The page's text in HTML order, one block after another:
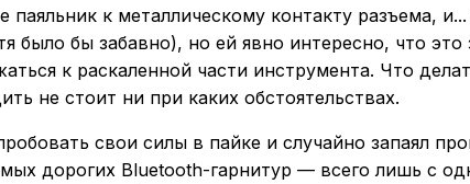
к металлическому контакту разъема,
было бы забавно), но ей явно интересно, что
к раскаленной части инструмента. Что
не стоит ни при каких обстоятельствах.
свои силы в пайке и случайно запаял
дорогих Bluetooth-гарнитур — всего лишь с